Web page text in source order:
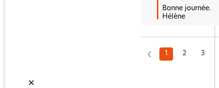
Bonne journée.
Hélène
1 2 3